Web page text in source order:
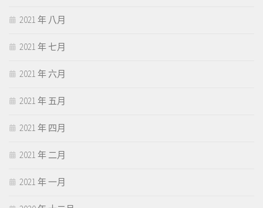
2021 年 八月
2021 年 七月
2021 年 六月
2021 年 五月
2021 年 四月
2021 年 二月
2021 年 一月